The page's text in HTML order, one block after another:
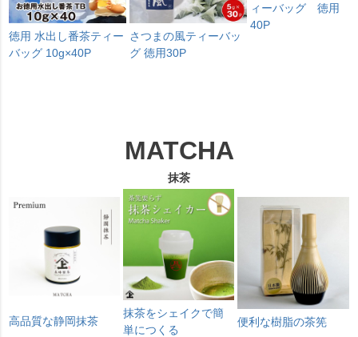
徳用 水出し番茶ティー
バッグ 10g×40P
さつまの風ティーバッ
グ 徳用30P
ィーバッグ 徳用
40P
MATCHA
抹茶
高品質な静岡抹茶
抹茶をシェイクで簡
単につくる
便利な樹脂の茶筅